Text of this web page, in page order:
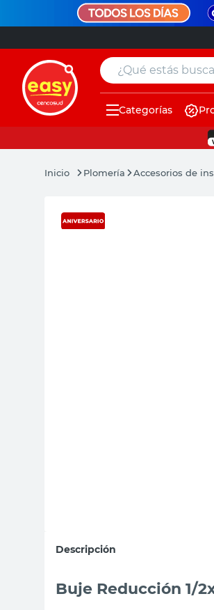
¿Qué estás
Categorías
Plomería Accesorios de
Descripción
Buje Reducción 1/
muebles